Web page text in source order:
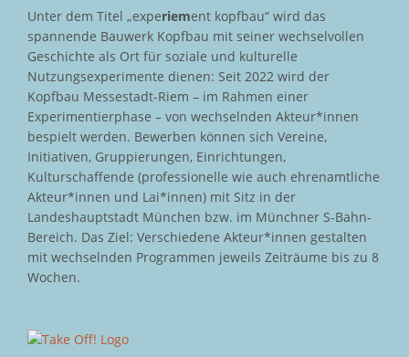
Unter dem Titel „experiement kopfbau“ wird das
spannende Bauwerk Kopfbau mit seiner wechselvollen
Geschichte als Ort für soziale und kulturelle
Nutzungsexperimente dienen: Seit 2022 wird der
Kopfbau Messestadt-Riem – im Rahmen einer
Experimentierphase – von wechselnden Akteur*innen
bespielt werden. Bewerben können sich Vereine,
Initiativen, Gruppierungen, Einrichtungen,
Kulturschaffende (professionelle wie auch ehrenamtliche
Akteur*innen und Lai*innen) mit Sitz in der
Landeshauptstadt München bzw. im Münchner S-Bahn-
Bereich. Das Ziel: Verschiedene Akteur*innen gestalten
mit wechselnden Programmen jeweils Zeiträume bis zu 8
Wochen.